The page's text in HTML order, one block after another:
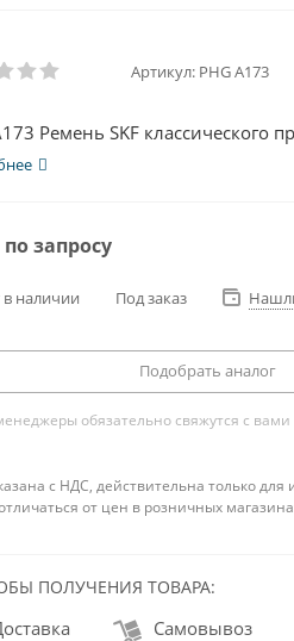
Артикул: PHG A173
Ремень SKF классического
запросу
в наличии Под заказ
Подобрать аналог
обязательно свяжутся с вами
с НДС, действительна только для
от цен в розничных
ПОЛУЧЕНИЯ ТОВАРА:
Самовывоз